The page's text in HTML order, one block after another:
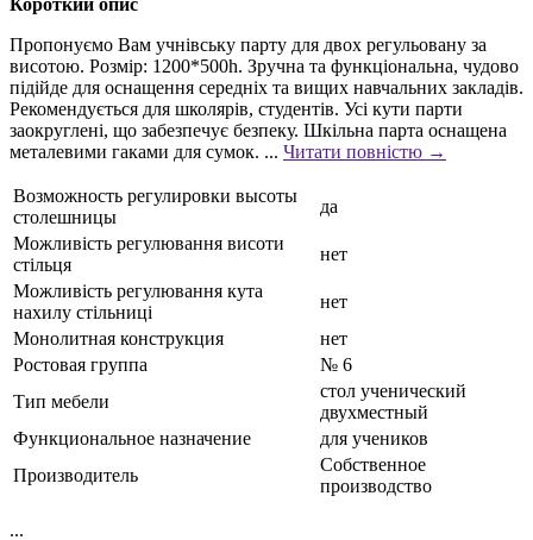
Короткий опис
Пропонуємо Вам учнівську парту для двох регульовану за
висотою. Розмір: 1200*500h. Зручна та функціональна, чудово
підійде для оснащення середніх та вищих навчальних закладів.
Рекомендується для школярів, студентів. Усі кути парти
заокруглені, що забезпечує безпеку. Шкільна парта оснащена
металевими гаками для сумок. ... Читати повністю →
Возможность регулировки высоты
столешницы
да
Можливість регулювання висоти
стільця
нет
Можливість регулювання кута
нахилу стільниці
нет
Монолитная конструкция
нет
Ростовая группа
№ 6
Тип мебели
стол ученический
двухместный
Функциональное назначение
для учеников
Производитель
Собственное
производство
...